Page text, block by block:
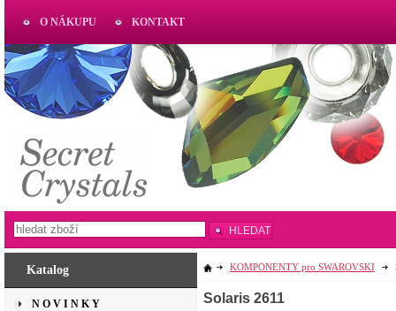
Katalog
N O V I N K Y
KOMPONENTY pro SWAROVSKI
Solaris 2611
O NÁKUPU KONTAKT
AKTUAL
www.aktual-koralky.cz
HLEDAT